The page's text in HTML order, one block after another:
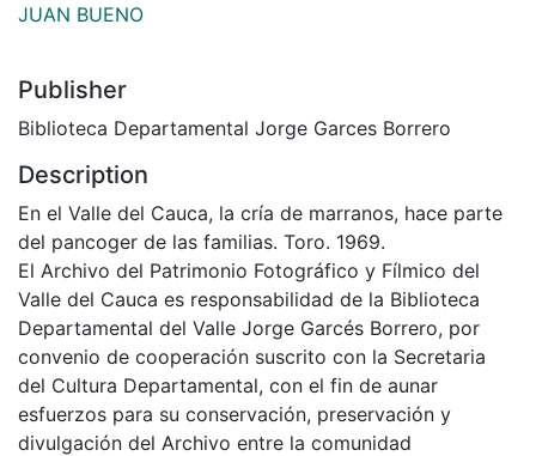
JUAN BUENO
Publisher
Biblioteca Departamental Jorge Garces Borrero
Description
En el Valle del Cauca, la crí­a de marranos, hace parte
del pancoger de las familias. Toro. 1969.
El Archivo del Patrimonio Fotográfico y Fílmico del
Valle del Cauca es responsabilidad de la Biblioteca
Departamental del Valle Jorge Garcés Borrero, por
convenio de cooperación suscrito con la Secretaria
del Cultura Departamental, con el fin de aunar
esfuerzos para su conservación, preservación y
divulgación del Archivo entre la comunidad